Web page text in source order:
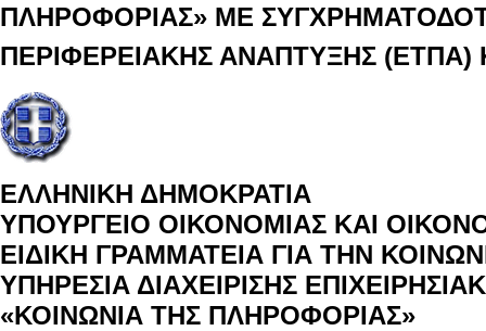
ΠΛΗΡΟΦΟΡΙΑΣ» ΜΕ
ΠΕΡΙΦΕΡΕΙΑΚΗΣ ΑΝΑΠΤΥΞΗΣ (ΕΤΠΑ)
ΕΛΛΗΝΙΚΗ ΔΗΜΟΚΡΑΤΙΑ
ΥΠΟΥΡΓΕΙΟ ΟΙΚΟΝΟΜΙΑΣ ΚΑΙ
ΕΙΔΙΚΗ ΓΡΑΜΜΑΤΕΙΑ ΓΙΑ ΤΗΝ
ΥΠΗΡΕΣΙΑ ΔΙΑΧΕΙΡΙΣΗΣ
«ΚΟΙΝΩΝΙΑ ΤΗΣ ΠΛΗΡΟΦΟΡΙΑΣ»